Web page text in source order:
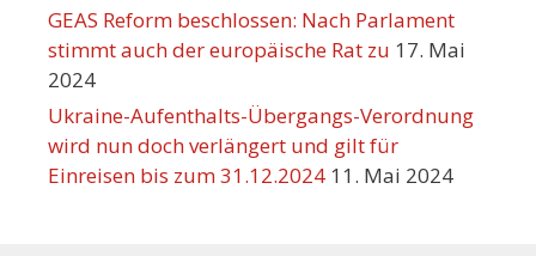
GEAS Reform beschlossen: Nach Parlament
stimmt auch der europäische Rat zu 17. Mai
2024
Ukraine-Aufenthalts-Übergangs-Verordnung
wird nun doch verlängert und gilt für
Einreisen bis zum 31.12.2024 11. Mai 2024